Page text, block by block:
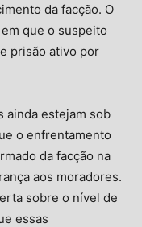
da facção. O
em que o suspeito
prisão ativo por
ainda estejam sob
o enfrentamento
da facção na
aos moradores.
sobre o nível de
essas